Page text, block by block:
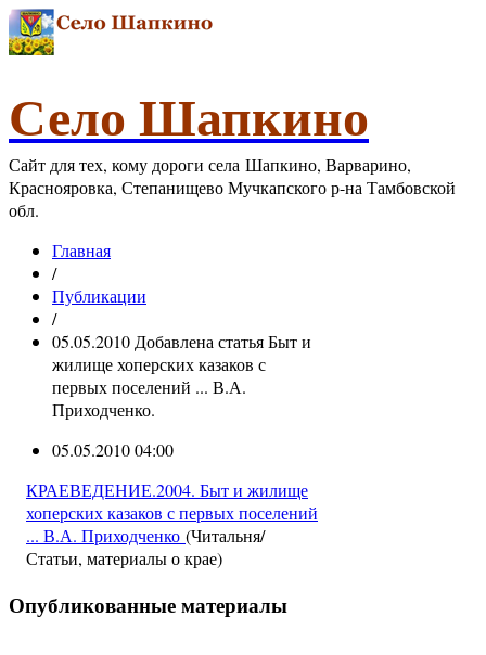
Село Шапкино
Сайт для тех, кому дороги села Шапкино, Варварино,
Краснояровка, Степанищево Мучкапского р-на Тамбовской
обл.
Главная
/
Публикации
/
05.05.2010 Добавлена статья Быт и
жилище хоперских казаков с
первых поселений ... В.А.
Приходченко.
05.05.2010 04:00
КРАЕВЕДЕНИЕ.2004. Быт и жилище
хоперских казаков с первых поселений
... В.А. Приходченко (Читальня/
Статьи, материалы о крае)
Опубликованные материалы